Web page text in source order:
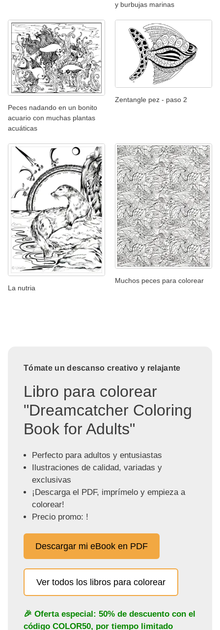
y burbujas marinas
Peces nadando en un bonito
acuario con muchas plantas
acuáticas
Zentangle pez - paso 2
La nutria
Muchos peces para colorear
Tómate un descanso creativo y relajante
Libro para colorear
"Dreamcatcher Coloring
Book for Adults"
Perfecto para adultos y entusiastas
Ilustraciones de calidad, variadas y
exclusivas
¡Descarga el PDF, imprímelo y empieza a
colorear!
Precio promo: !
Descargar mi eBook en PDF
Ver todos los libros para colorear
🎉 Oferta especial: 50% de descuento con el
código COLOR50, por tiempo limitado